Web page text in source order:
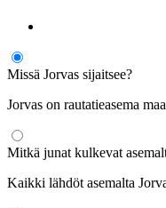
Missä Jorvas sijaitsee?
Jorvas on rautatieasema
Mitkä junat kulkevat
Kaikki lähdöt asemalta